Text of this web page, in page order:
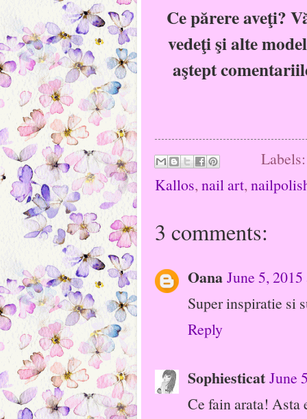
Ce părere aveţi?
vedeţi şi alte
aştept
Kallos,nail art,
3 comments:
Oana June 5,
Super inspiratie si
Reply
Sophiesticat June
Ce fain arata! Asta